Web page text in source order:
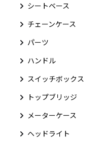
シートベース
チェーンケース
パーツ
ハンドル
スイッチボックス
トップブリッジ
メーターケース
ヘッドライト